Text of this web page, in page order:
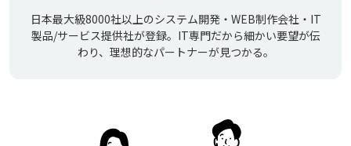
日本最大級8000社以上のシステム開発・WEB制作会社・IT
製品/サービス提供社が登録。IT専門だから細かい要望が伝
わり、理想的なパートナーが見つかる。